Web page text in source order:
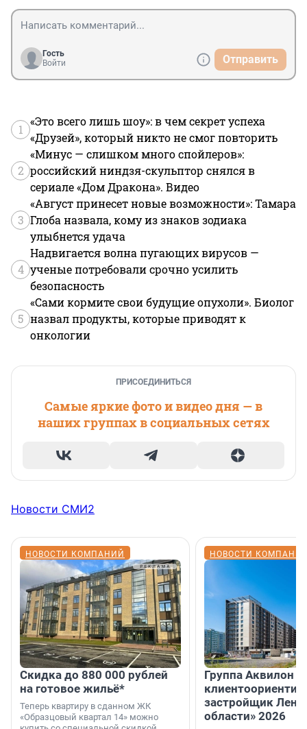
Гость
Войти
Отправить
1
«Это всего лишь шоу»: в чем секрет успеха
«Друзей», который никто не смог повторить
2
«Минус — слишком много спойлеров»:
российский ниндзя-скульптор снялся в
сериале «Дом Дракона». Видео
3
«Август принесет новые возможности»: Тамара
Глоба назвала, кому из знаков зодиака
улыбнется удача
4
Надвигается волна пугающих вирусов —
ученые потребовали срочно усилить
безопасность
5
«Сами кормите свои будущие опухоли». Биолог
назвал продукты, которые приводят к
онкологии
ПРИСОЕДИНИТЬСЯ
Самые яркие фото и видео дня — в
наших группах в социальных сетях
Новости СМИ2
НОВОСТИ КОМПАНИЙ
Скидка до 880 000 рублей
на готовое жильё*
Теперь квартиру в сданном ЖК
«Образцовый квартал 14» можно
НОВОСТИ
Группа Аквилон
застройщик
области» 2026